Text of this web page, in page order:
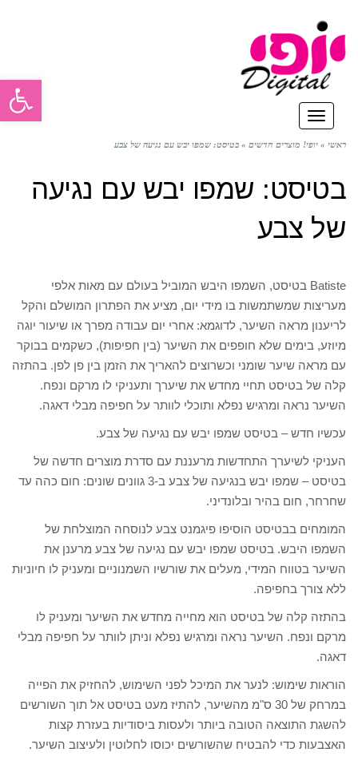
תפריט
ראשי » יופי! מוצרים חדשים » בטיסט: שמפו יבש עם נגיעה של צבע
בטיסט: שמפו יבש עם נגיעה
של צבע
Batiste בטיסט, השמפו היבש המוביל בעולם עם מאות אלפי
מעריצות שמשתמשות בו מידי יום, מציע את הפתרון המושלם והקל
לריענון מראה השיער, לדוגמא: אחרי יום עבודה מפרך או שיעור יוגה
מיוזע, בימים שלא חופפים את השיער (בין חפיפות), כשקמים בבוקר
עם מראה שיער שומני וכשרוצים להאריך את הזמן בין פן לפן. בהתזה
קלה של בטיסט תחיי מחדש את שיערך ותעניקי לו מרקם ונפח.
השיער נראה ומרגיש נפלא ותוכלי לוותר על חפיפה מבלי דאגה.
עכשיו חדש – בטיסט שמפו יבש עם נגיעה של צבע.
העניקי לשיערך התחדשות מרעננת עם סדרת מוצרים חדשה של
בטיסט – שמפו יבש בנגיעה של צבע ב-3 גוונים שונים: חום כהה עד
שחרחר, חום בהיר ובלונדיני.
המומחים בבטיסט הוסיפו פיגמנט צבע לנוסחה המוצלחת של
השמפו היבש. בטיסט שמפו יבש עם נגיעה של צבע מרענן את
השיער בטווח המידי, מעלים את שורשיו השמנוניים ומעניק לו חיוניות
ללא צורך בחפיפה.
בהתזה קלה של בטיסט הוא מחייה מחדש את השיער ומעניק לו
מרקם ונפח. השיער נראה ומרגיש נפלא וניתן לוותר על חפיפה מבלי
דאגה.
הוראות שימוש: לנער את המיכל לפני השימוש, להחזיק את הפייה
במרחק של 30 ס"מ מהשיער, להתיז מעט בטיסט אל תוך השורשים
להשגת התוצאה הטובה ביותר ולעסות ביסודיות בעזרת קצות
האצבעות כדי להבטיח שהשורשים יכוסו לחלוטין ולעיצוב השיער.
פתח